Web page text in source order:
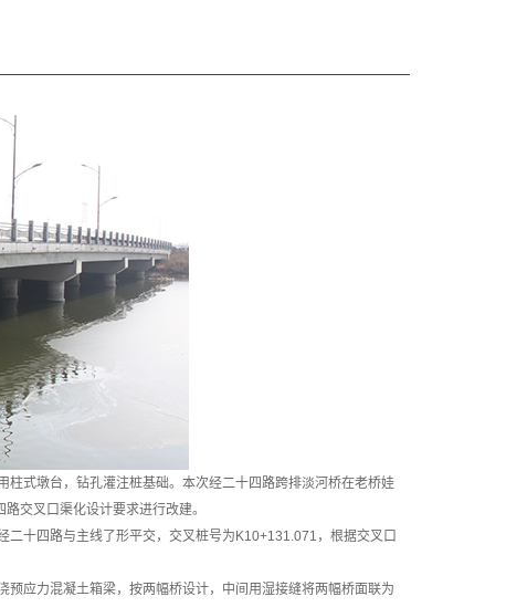
式墩台，钻孔灌注桩基础。本次经二十四路跨排淡河桥在老桥娃
交叉口渠化设计要求进行改建。
十四路与主线了形平交，交叉桩号为K10+131.071，根据交叉口
应力混凝土箱梁，按两幅桥设计，中间用湿接缝将两幅桥面联为